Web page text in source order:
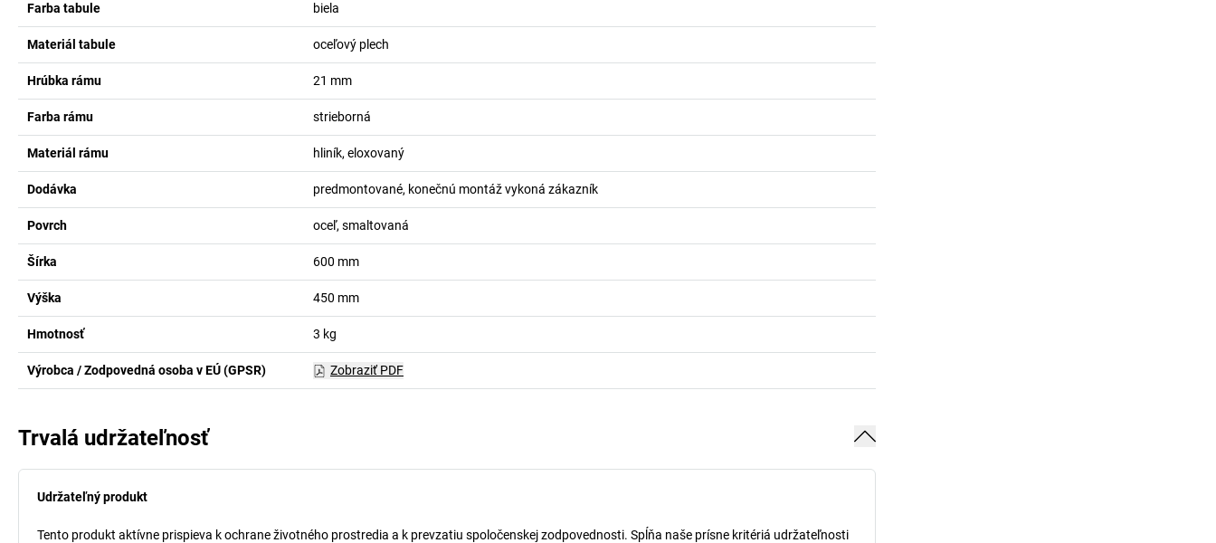
Farba tabule biela
Materiál tabule oceľový plech
Hrúbka rámu 21 mm
Farba rámu strieborná
Materiál rámu hliník, eloxovaný
Dodávka predmontované, konečnú montáž vykoná zákazník
Povrch oceľ, smaltovaná
Šírka 600 mm
Výška 450 mm
Hmotnosť 3 kg
Výrobca / Zodpovedná osoba v EÚ (GPSR) Zobraziť PDF
Trvalá udržateľnosť
Udržateľný produkt
Tento produkt aktívne prispieva k ochrane životného prostredia a k prevzatiu spoločenskej zodpovednosti. Spĺňa naše prísne kritériá udržateľnosti